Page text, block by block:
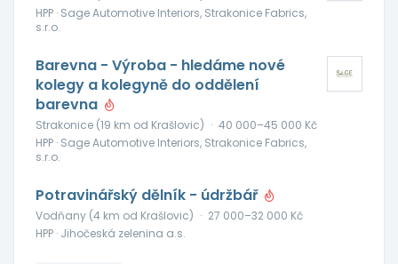
HPP · Sage Automotive Interiors, Strakonice Fabrics,
s.r.o.
Barevna - Výroba - hledáme nové
kolegy a kolegyně do oddělení
barevna
Strakonice (19 km od Krašlovic) · 40 000–45 000 Kč
HPP · Sage Automotive Interiors, Strakonice Fabrics,
s.r.o.
Potravinářský dělník - údržbář
Vodňany (4 km od Krašlovic) · 27 000–32 000 Kč
HPP · Jihočeská zelenina a.s.